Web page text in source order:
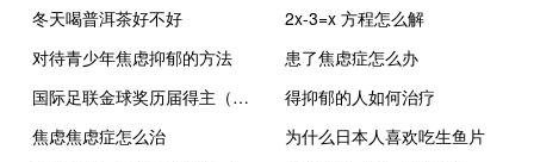
冬天喝普洱茶好不好
2x-3=x 方程怎么解
对待青少年焦虑抑郁的方法
患了焦虑症怎么办
国际足联金球奖历届得主（国际足联金球奖历届）
得抑郁的人如何治疗
焦虑焦虑症怎么治
为什么日本人喜欢吃生鱼片